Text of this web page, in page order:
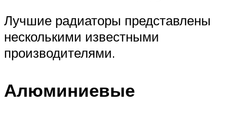
Лучшие радиаторы представлены
несколькими известными
производителями.
Алюминиевые